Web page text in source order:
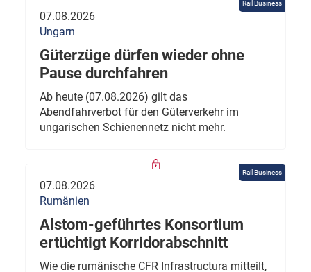
Rail Business
07.08.2026
Ungarn
Güterzüge dürfen wieder ohne
Pause durchfahren
Ab heute (07.08.2026) gilt das
Abendfahrverbot für den Güterverkehr im
ungarischen Schienennetz nicht mehr.
Rail Business
07.08.2026
Rumänien
Alstom-geführtes Konsortium
ertüchtigt Korridorabschnitt
Wie die rumänische CFR Infrastructura mitteilt,